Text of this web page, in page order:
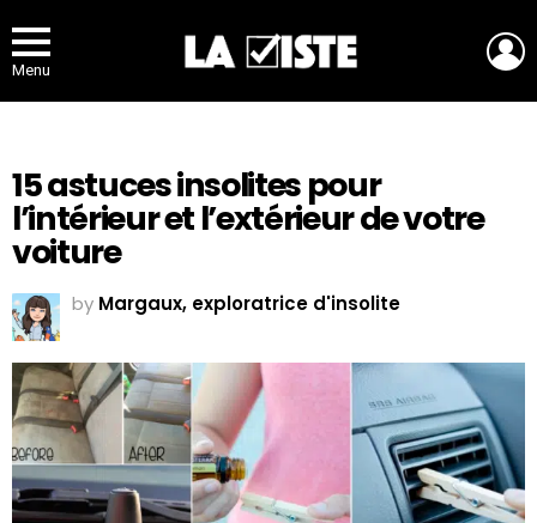
Menu
15 astuces insolites pour
l’intérieur et l’extérieur de votre
voiture
by Margaux, exploratrice d'insolite